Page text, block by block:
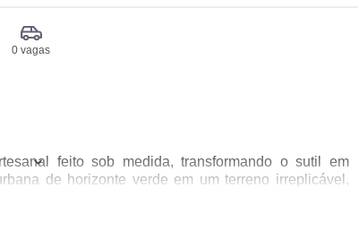
0 vagas
feito sob medida, transformando o sutil em
de horizonte verde em um terreno irreplicável,
cidade, o